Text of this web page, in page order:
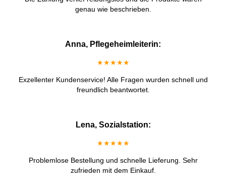
genau wie beschrieben.
Anna, Pflegeheimleiterin:
★★★★★
Exzellenter Kundenservice! Alle Fragen wurden schnell und
freundlich beantwortet.
Lena, Sozialstation:
★★★★★
Problemlose Bestellung und schnelle Lieferung. Sehr
zufrieden mit dem Einkauf.